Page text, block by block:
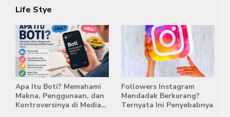
Life Stye
Apa Itu Boti? Memahami
Makna, Penggunaan, dan
Kontroversinya di Media
Followers Instagram
Mendadak Berkurang?
Ternyata Ini Penyebabnya